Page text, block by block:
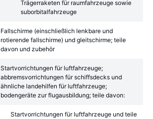
Trägerraketen für raumfahrzeuge sowie
suborbitalfahrzeuge
Fallschirme (einschließlich lenkbare und
rotierende fallschirme) und gleitschirme; teile
davon und zubehör
Startvorrichtungen für luftfahrzeuge;
abbremsvorrichtungen für schiffsdecks und
ähnliche landehilfen für luftfahrzeuge;
bodengeräte zur flugausbildung; teile davon:
Startvorrichtungen für luftfahrzeuge und teile